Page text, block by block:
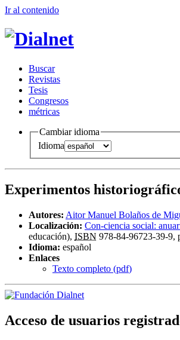
Ir al contenido
Buscar
Revistas
Tesis
Congresos
métricas
Cambiar idioma
Idioma
Experimentos
Autores: Aitor Manuel Bolaños de
Localización: Con-ciencia social:
educación), ISBN 978-84-96723-39-9,
Idioma: español
Enlaces
Texto completo (pdf)
Acceso de usuarios